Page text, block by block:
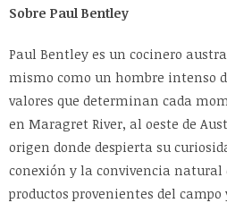
Sobre Paul Bentley
Paul Bentley es un cocinero
mismo como un hombre intenso
valores que determinan cada
en Maragret River, al oeste de
origen donde despierta su
conexión y la convivencia natural
productos provenientes del